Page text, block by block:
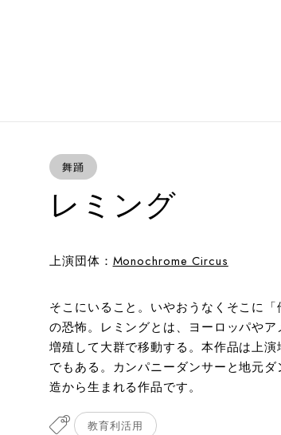
舞踊
レミング
上演団体： Monochrome Circus
そこにいること。いやおうなくそこに
の恐怖。レミングとは、ヨーロッパや
増殖して大群で移動する。本作品は上
でもある。カンパニーダンサーと地元
造から生まれる作品です。
教育利活用